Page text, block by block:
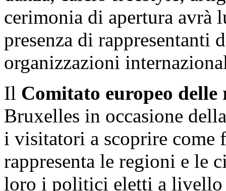
cerimonia di apertura avrà
presenza di rappresentanti
organizzazioni
Il Comitato europeo delle
Bruxelles in occasione
i visitatori a scoprire come
rappresenta le regioni e le
loro i politici eletti a livello